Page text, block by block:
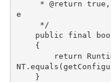
e
     */
public
final
{
return
NT. equals (
}